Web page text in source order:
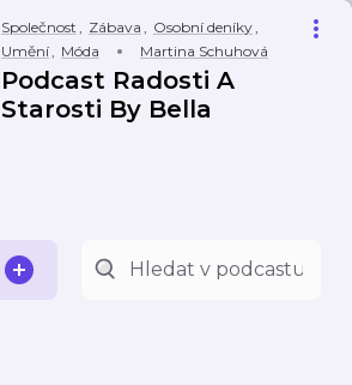
Společnost , Zábava , Osobní deníky,
Umění, Móda Martina Schuhová
Podcast Radosti A
Starosti By Bella